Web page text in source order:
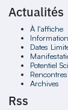
Actualités
À l'affiche
Dates
Potentiel
Archives
Rss